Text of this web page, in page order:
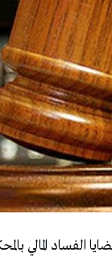
الفساد المالي